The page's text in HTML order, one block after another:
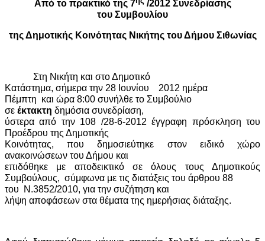
Από το πρακτικό της 7
/2012 Συνεδρίασης
του Συμβουλίου
της Δημοτικής Κοινότητας Νικήτης του Δήμου Σιθωνίας
Στη Νικήτη και στο Δημοτικό
Κατάστημα, σήμερα την 28 Ιουνίου
2012 ημέρα
Πέμπτη και ώρα 8:00 συνήλθε το Συμβούλιο
σε έκτακτη δημόσια συνεδρίαση,
ύστερα από την 108 /28-6-2012 έγγραφη πρόσκληση του
Προέδρου της Δημοτικής
Κοινότητας, που δημοσιεύτηκε στον ειδικό χώρο
ανακοινώσεων του Δήμου και
επιδόθηκε με αποδεικτικό σε όλους τους Δημοτικούς
Συμβούλους, σύμφωνα με τις διατάξεις του άρθρου 88
του
Ν.3852/2010, για την συζήτηση και
λήψη αποφάσεων στα θέματα της ημερήσιας διάταξης.